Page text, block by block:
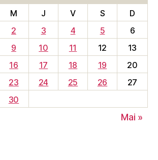
M J V S
D
2 3 4 5
6
9 10 11 12
13
16 17 18 19
20
23 24 25 26
27
30
Mai »